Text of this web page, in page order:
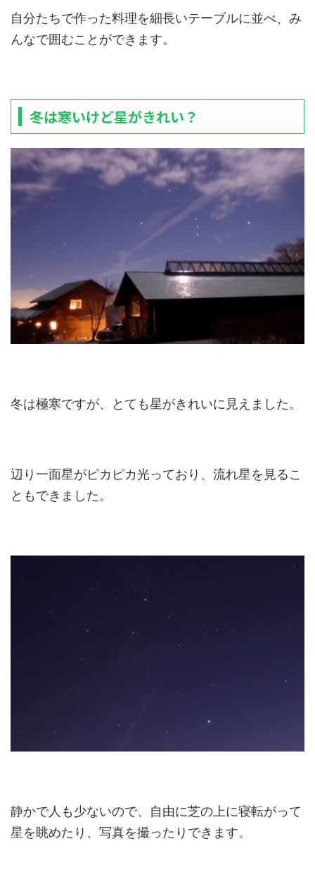
自分たちで作った料理を細長いテーブルに並べ、み
んなで囲むことができます。
冬は寒いけど星がきれい？
冬は極寒ですが、とても星がきれいに見えました。
辺り一面星がピカピカ光っており、流れ星を見るこ
ともできました。
静かで人も少ないので、自由に芝の上に寝転がって
星を眺めたり、写真を撮ったりできます。